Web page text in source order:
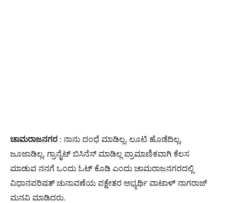
ಚಾಮರಾಜ‌ನಗರ : ನಾನು ದಂಧೆ ಮಾಡಿಲ್ಲ, ಲೂಟಿ ಹೊಡೆದಿಲ್ಲ,
ಜೂಜಾಡಿಲ್ಲ, ಗ್ರಾನೈಟ್ ಬಿಸಿನೆಸ್ ಮಾಡಿಲ್ಲ ಪ್ರಾಮಾಣಿಕವಾಗಿ ಕೆಲಸ
ಮಾಡುವ ನನಗೆ ಒಂದು ಓಟ್ ಕೊಡಿ ಎಂದು ಚಾಮರಾಜನಗರದಲ್ಲಿ
ವಿಧಾನಪರಿಷತ್ ಚುನಾವಣೆಯ ಪಕ್ಷೇತರ ಅಭ್ಯರ್ಥಿ ವಾಟಾಳ್ ನಾಗರಾಜ್
ಮನವಿ ಮಾಡಿದರು.